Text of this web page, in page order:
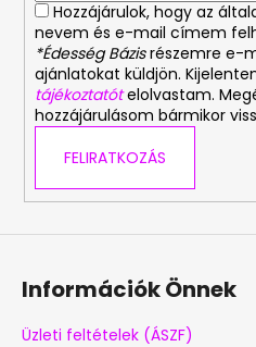
Hozzájárulok, hogy az
nevem és e-mail címem
*Édesség Bázisrészemre e-
ajánlatokat küldjön.
tájékoztatót elolvastam.
hozzájárulásom bármikor
FELIRATKOZÁS
Információk Önnek
Üzleti feltételek (ÁSZF)